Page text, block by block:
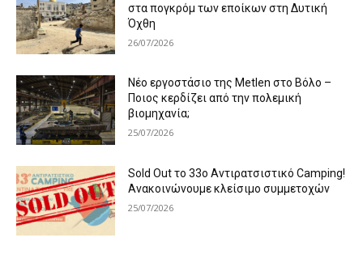
στα πογκρόμ των εποίκων στη Δυτική
Όχθη
26/07/2026
Νέο εργοστάσιο της Metlen στο Βόλο –
Ποιος κερδίζει από την πολεμική
βιομηχανία;
25/07/2026
Sold Out το 33ο Αντιρατσιστικό Camping!
Ανακοινώνουμε κλείσιμο συμμετοχών
25/07/2026